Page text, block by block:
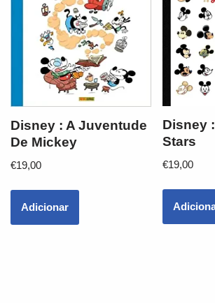
Disney : A Juventude
De Mickey
€19,00
Adicionar
Disney
Stars
€19,00